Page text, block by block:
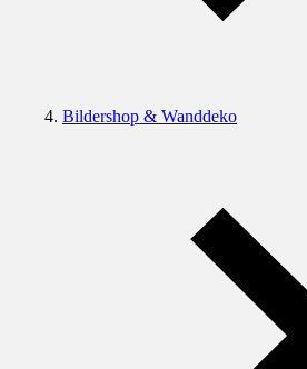
Bildershop & Wanddeko